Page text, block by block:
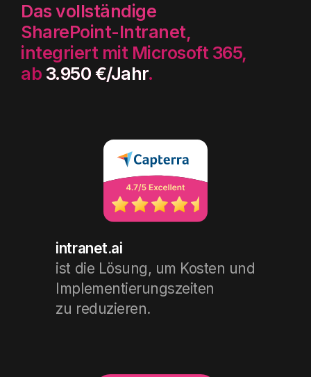
Das vollständige
SharePoint-Intranet,
integriert mit Microsoft 365,
ab 3.950 €/Jahr.
intranet.ai
ist die Lösung, um Kosten und
Implementierungszeiten
zu reduzieren.